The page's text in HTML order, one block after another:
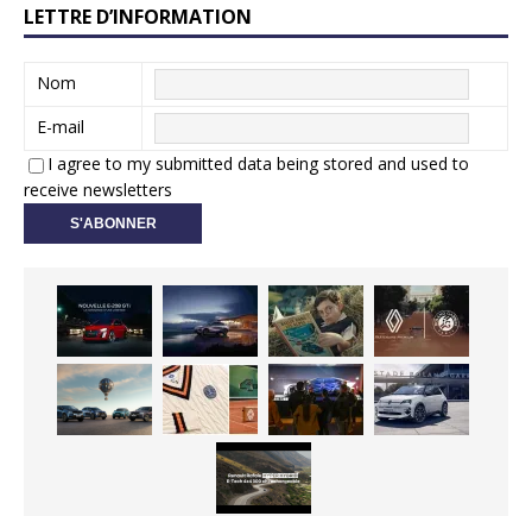
LETTRE D’INFORMATION
Nom
E-mail
I agree to my submitted data being stored and used to
receive newsletters